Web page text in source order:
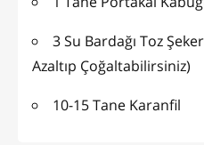
3 Su Bardağı Toz
Azaltıp Çoğaltabilirsiniz)
10-15 Tane Karanfil